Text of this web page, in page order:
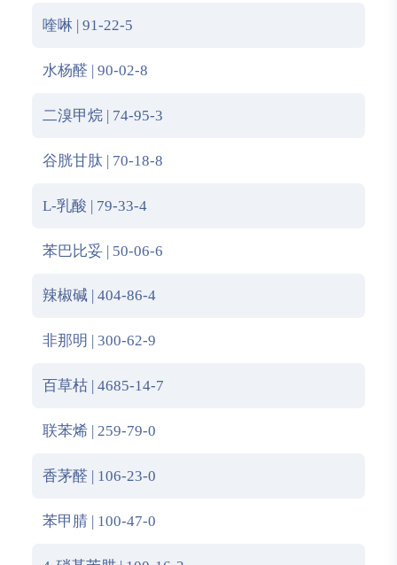
喹啉 | 91-22-5
水杨醛 | 90-02-8
二溴甲烷 | 74-95-3
谷胱甘肽 | 70-18-8
L-乳酸 | 79-33-4
苯巴比妥 | 50-06-6
辣椒碱 | 404-86-4
非那明 | 300-62-9
百草枯 | 4685-14-7
联苯烯 | 259-79-0
香茅醛 | 106-23-0
苯甲腈 | 100-47-0